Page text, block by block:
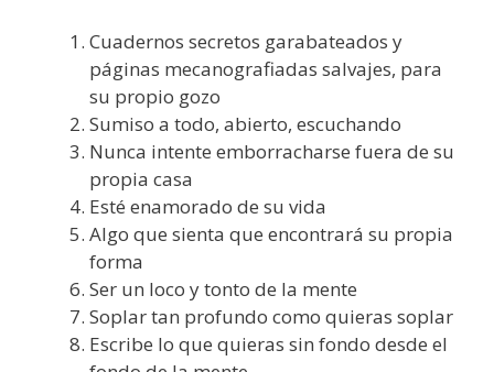
Cuadernos secretos garabateados y
páginas mecanografiadas salvajes, para
su propio gozo
Sumiso a todo, abierto, escuchando
Nunca intente emborracharse fuera de su
propia casa
Esté enamorado de su vida
Algo que sienta que encontrará su propia
forma
Ser un loco y tonto de la mente
Soplar tan profundo como quieras soplar
Escribe lo que quieras sin fondo desde el